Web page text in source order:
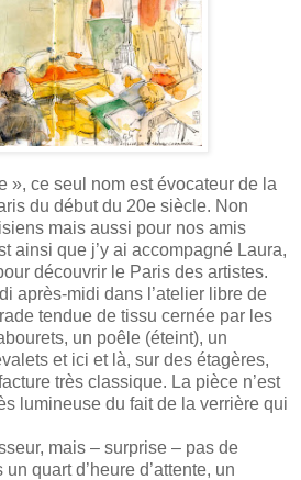
», ce seul nom est évocateur de la
du début du 20e siècle. Non
mais aussi pour nos amis
ainsi que j’y ai accompagné Laura,
découvrir le Paris des artistes.
après-midi dans l’atelier libre de
tendue de tissu cernée par les
un poêle (éteint), un
et ici et là, sur des étagères,
très classique. La pièce n’est
lumineuse du fait de la verrière qui
mais – surprise – pas de
quart d’heure d’attente, un